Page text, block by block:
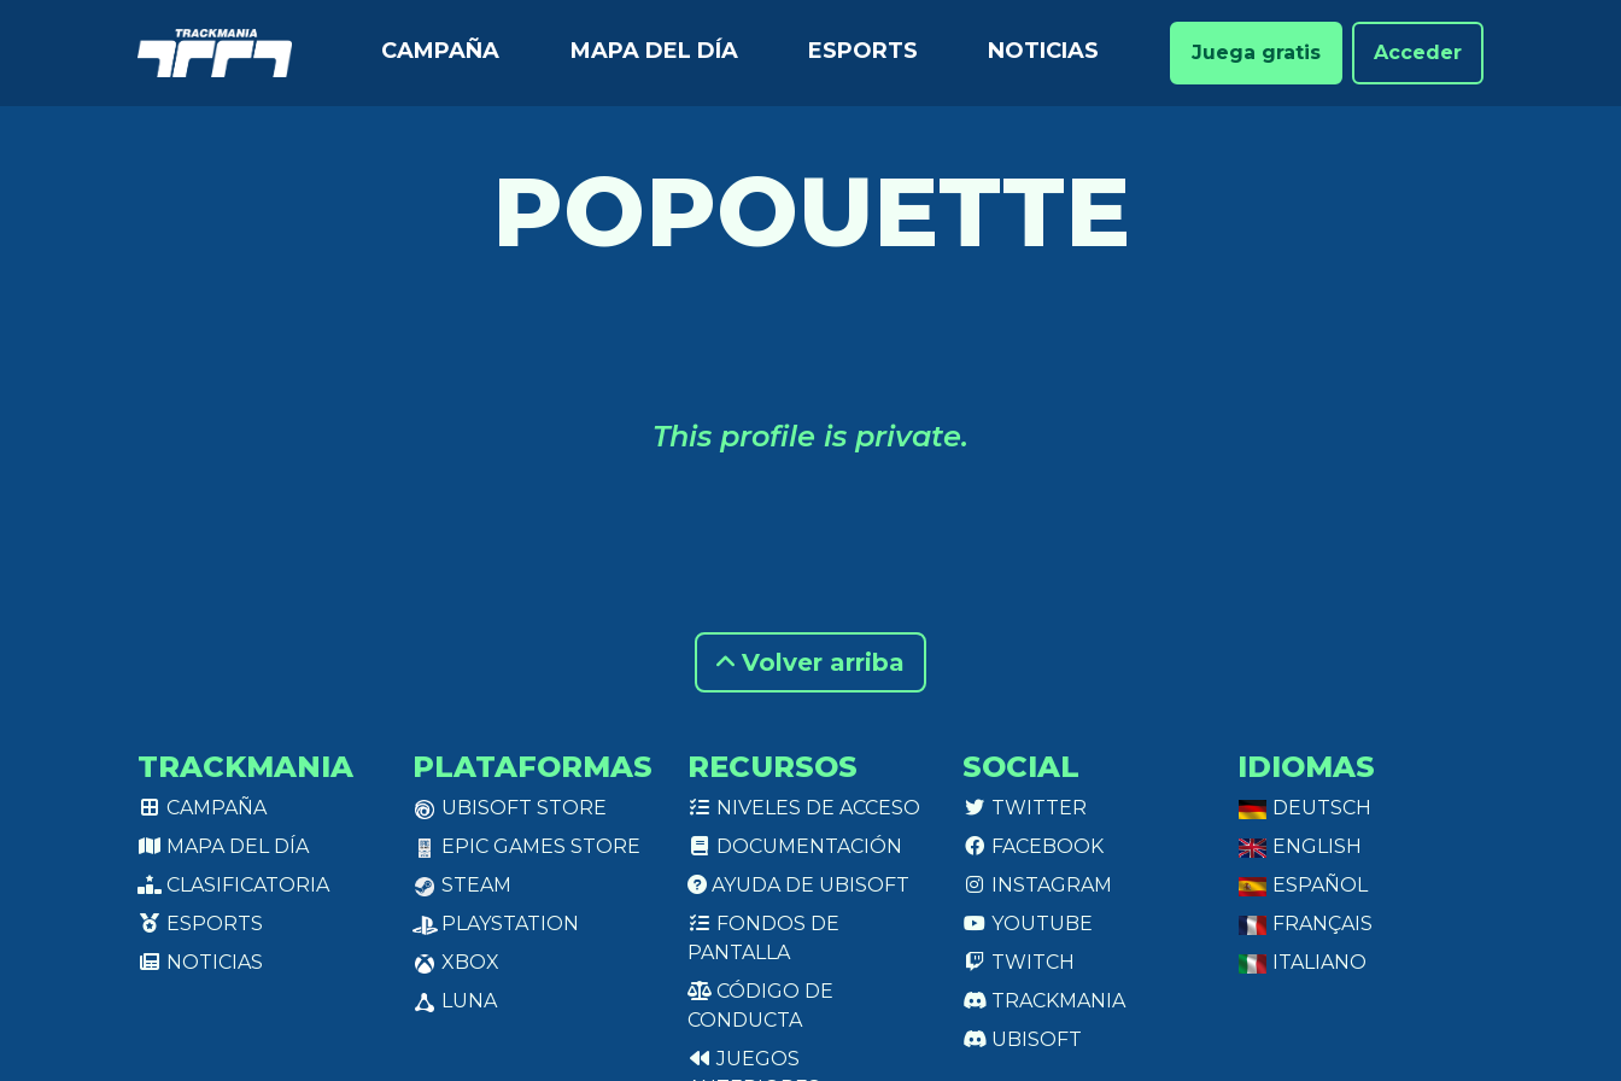
CAMPAÑA MAPA DEL DÍA ESPORTS NOTICIAS Juega gratis Acceder
POPOUETTE
This profile is private.
Volver arriba
TRACKMANIA
CAMPAÑA
MAPA DEL DÍA
CLASIFICATORIA
ESPORTS
NOTICIAS
PLATAFORMAS
UBISOFT STORE
EPIC GAMES STORE
STEAM
PLAYSTATION
XBOX
LUNA
RECURSOS
NIVELES DE ACCESO
DOCUMENTACIÓN
AYUDA DE UBISOFT
FONDOS DE
PANTALLA
CÓDIGO DE
CONDUCTA
JUEGOS
SOCIAL
TWITTER
FACEBOOK
INSTAGRAM
YOUTUBE
TWITCH
TRACKMANIA
UBISOFT
IDIOMAS
DEUTSCH
ENGLISH
ESPAÑOL
FRANÇAIS
ITALIANO